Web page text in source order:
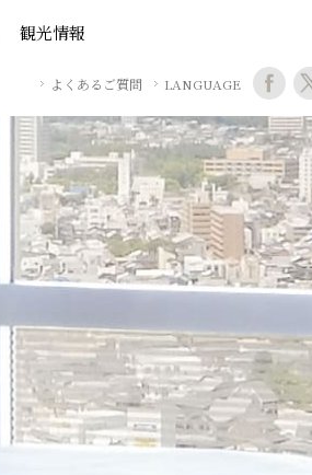
観光情報
よくあるご質問 LANGUAGE